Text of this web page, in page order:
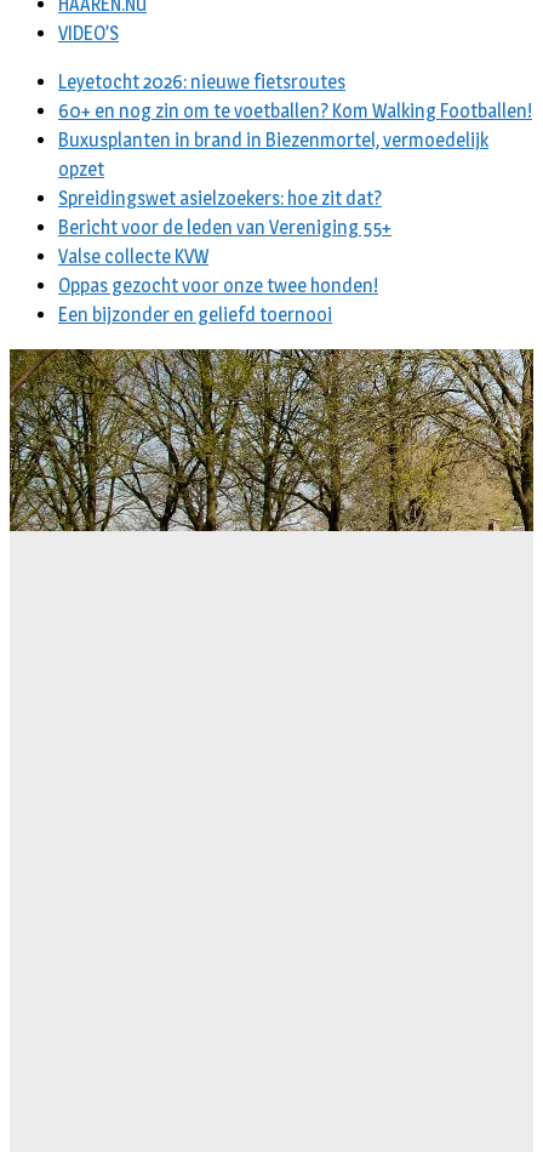
VIDEO’S
Leyetocht 2026: nieuwe fietsroutes
60+ en nog zin om te voetballen? Kom Walking Footballen!
Buxusplanten in brand in Biezenmortel, vermoedelijk
opzet
Spreidingswet asielzoekers: hoe zit dat?
Bericht voor de leden van Vereniging 55+
Valse collecte KVW
Oppas gezocht voor onze twee honden!
Een bijzonder en geliefd toernooi